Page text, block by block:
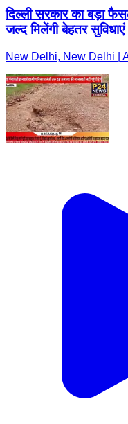
🚨 ब्रेकिंग न्यूज़ |
राजा तालाब मार्ग बना